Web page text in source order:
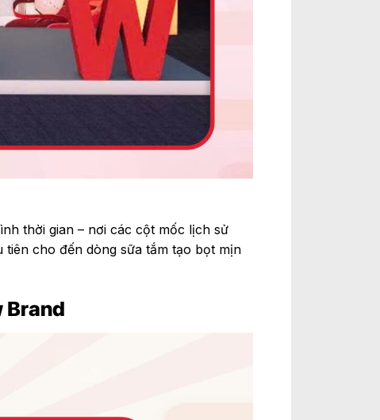
thời gian – nơi các cột mốc lịch sử
cho đến dòng sữa tắm tạo bọt mịn
Brand